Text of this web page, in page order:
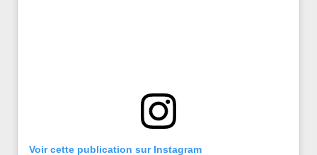
Voir cette publication sur Instagram